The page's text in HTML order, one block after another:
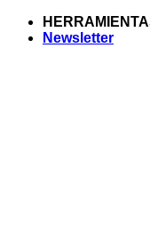
Saltar
Newsletter